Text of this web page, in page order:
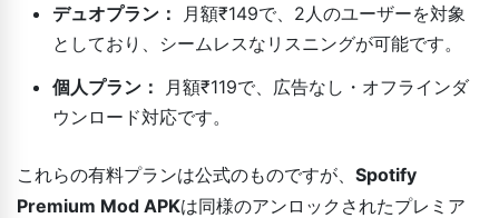
デュオプラン：
月額₹149で、2人のユーザーを対象
としており、シームレスなリスニングが可能です。
個人プラン：
月額₹119で、広告なし・オフラインダ
ウンロード対応です。
これらの有料プランは公式のものですが、 Spotify
Premium Mod APKは同様のアンロックされたプレミア